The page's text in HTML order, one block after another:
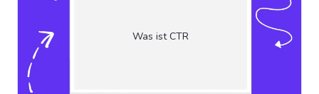
Was ist CTR